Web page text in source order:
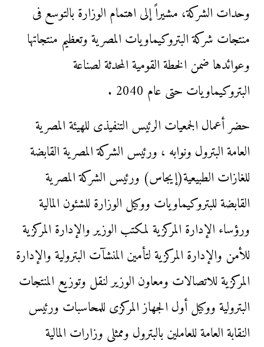
وحدات الشركة، مشيراً إلى اهتمام الوزارة بالتوسع فى
منتجات شركة البتروكيماويات المصرية وتعظيم منتجاتها
وعوائدها ضمن الخطة القومية المحدثة لصناعة
البتروكيماويات حتى عام 2040 .
حضر أعمال الجمعيات الرئيس التنفيذى للهيئة المصرية
العامة البترول ونوابه ، ورئيس الشركة المصرية القابضة
للغازات الطبيعية(إيجاس) ورئيس الشركة المصرية
القابضة للبتروكيماويات ووكيل الوزارة للشئون المالية
ورؤساء الإدارة المركزية لمكتب الوزير والإدارة المركزية
للأمن والإدارة المركزية لتأمين المنشآت البترولية والإدارة
المركزية للاتصالات ومعاون الوزير لنقل وتوزيع المنتجات
البترولية ووكيل أول الجهاز المركزى للمحاسبات ورئيس
النقابة العامة للعاملين بالبترول وممثلى وزارات المالية